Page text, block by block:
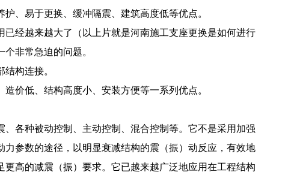
、易于更换、缓冲隔震、建筑高度低等优点。
经越来越大了（以上片就是河南施工支座更换是如何进行
非常急迫的问题。
构连接。
价低、结构高度小、安装方便等一系列优点。
各种被动控制、主动控制、混合控制等。它不是采用加强
参数的途径，以明显衰减结构的震（振）动反应，有效地
高的减震（振）要求。它已越来越广泛地应用在工程结构